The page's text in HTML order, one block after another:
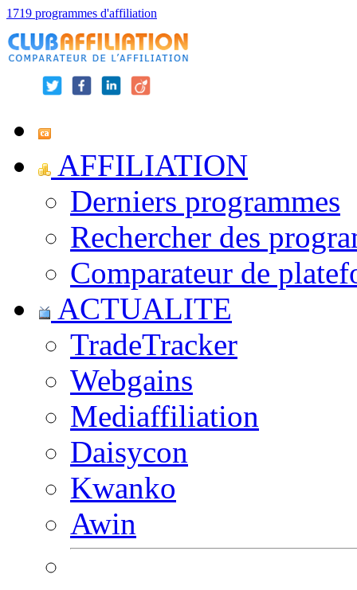
1719 programmes d'affiliation
AFFILIATION
Derniers programmes
Rechercher des
Comparateur de
ACTUALITE
TradeTracker
Webgains
Mediaffiliation
Daisycon
Kwanko
Awin